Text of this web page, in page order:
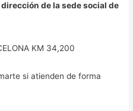
dirección de la sede social de
KM 34,200
si atienden de forma